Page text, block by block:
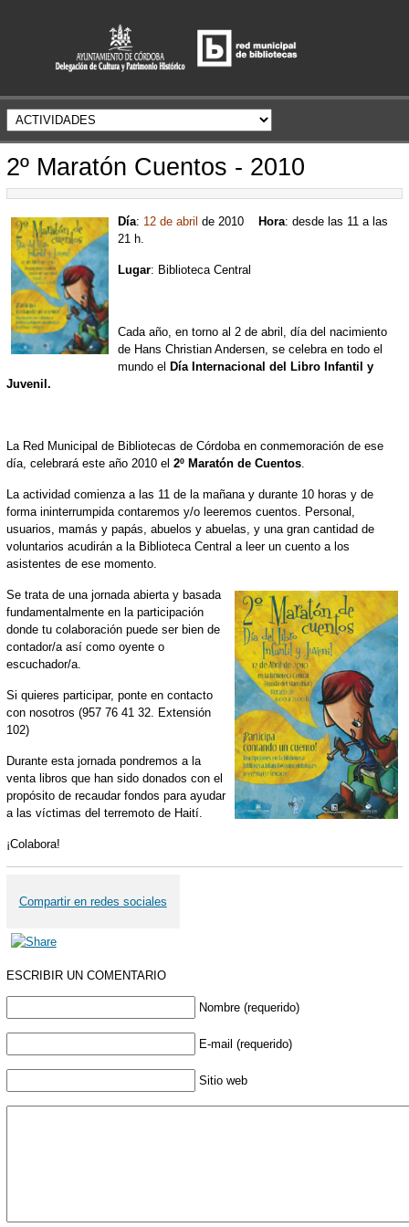
2º Maratón Cuentos - 2010
Día: 12 de abril de 2010 Hora: desde las 11 a las
21 h.
Lugar: Biblioteca Central
Cada año, en torno al 2 de abril, día del nacimiento
de Hans Christian Andersen, se celebra en todo el
mundo el Día Internacional del Libro Infantil y
Juvenil.
La Red Municipal de Bibliotecas de Córdoba en conmemoración de ese
día, celebrará este año 2010 el 2º Maratón de Cuentos.
La actividad comienza a las 11 de la mañana y durante 10 horas y de
forma ininterrumpida contaremos y/o leeremos cuentos. Personal,
usuarios, mamás y papás, abuelos y abuelas, y una gran cantidad de
voluntarios acudirán a la Biblioteca Central a leer un cuento a los
asistentes de ese momento.
Se trata de una jornada abierta y basada
fundamentalmente en la participación
donde tu colaboración puede ser bien de
contador/a así como oyente o
escuchador/a.
Si quieres participar, ponte en contacto
con nosotros (957 76 41 32. Extensión
102)
Durante esta jornada pondremos a la
venta libros que han sido donados con el
propósito de recaudar fondos para ayudar
a las víctimas del terremoto de Haití.
¡Colabora!
Compartir en redes sociales
ESCRIBIR UN COMENTARIO
Nombre (requerido)
E-mail (requerido)
Sitio web